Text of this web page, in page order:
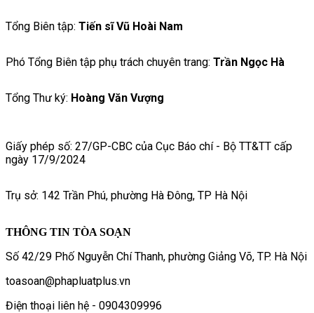
Tổng Biên tập: Tiến sĩ Vũ Hoài Nam
Phó Tổng Biên tập phụ trách chuyên trang: Trần Ngọc Hà
Tổng Thư ký: Hoàng Văn Vượng
Giấy phép số: 27/GP-CBC của Cục Báo chí - Bộ TT&TT cấp
ngày 17/9/2024
Trụ sở: 142 Trần Phú, phường Hà Đông, TP Hà Nội
THÔNG TIN TÒA SOẠN
Số 42/29 Phố Nguyễn Chí Thanh, phường Giảng Võ, TP. Hà Nội
toasoan@phapluatplus.vn
Điện thoại liên hệ - 0904309996